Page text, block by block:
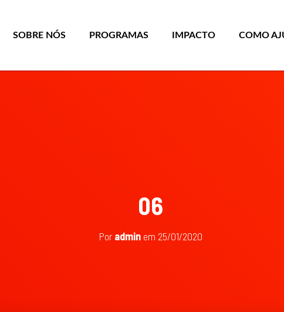
SOBRE NÓS PROGRAMAS IMPACTO COMO
06
Por adminem 25/01/2020